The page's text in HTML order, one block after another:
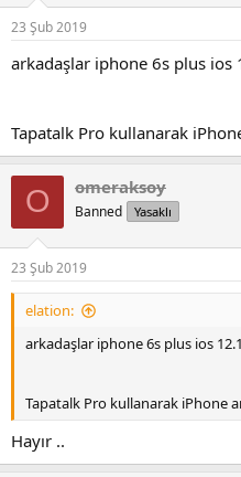
s
23 Şub 2019
arkadaşlar iphone 6s plus ios
Tapatalk Pro kullanarak
O omeraksoy
Banned Yasaklı
23 Şub 2019
elation:
arkadaşlar iphone 6s plus ios
Tapatalk Pro kullanarak iPhone
Hayır ..